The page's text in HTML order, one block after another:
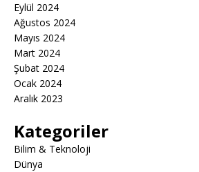
Eylül 2024
Ağustos 2024
Mayıs 2024
Mart 2024
Şubat 2024
Ocak 2024
Aralık 2023
Kategoriler
Bilim & Teknoloji
Dünya